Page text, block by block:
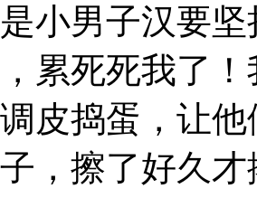
小男子汉要
累死死我了
皮捣蛋，让
，擦了好久